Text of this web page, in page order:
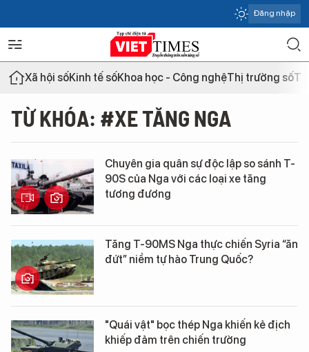
Đăng nhập
Xã hội sốKinh tế sốKhoa học - Công nghệThị trường số
TỪ KHÓA: #XE TĂNG NGA
Chuyên gia quân sự độc lập so sánh T-
90S của Nga với các loại xe tăng
tương đương
Tăng Т-90МS Nga thực chiến Syria “ăn
đứt” niềm tự hào Trung Quốc?
"Quái vật" bọc thép Nga khiến kẻ địch
khiếp đảm trên chiến trường